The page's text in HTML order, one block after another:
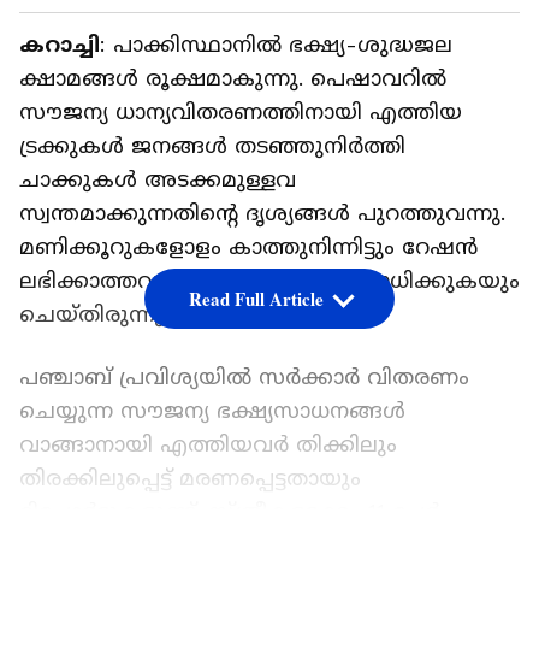
കറാച്ചി: പാക്കിസ്ഥാനില്‍ ഭക്ഷ്യ-ശുദ്ധജല
ക്ഷാമങ്ങള്‍ രൂക്ഷമാകുന്നു. പെഷാവറില്‍
സൗജന്യ ധാന്യവിതരണത്തിനായി എത്തിയ
ട്രക്കുകള്‍ ജനങ്ങള്‍ തടഞ്ഞുനിര്‍ത്തി
ചാക്കുകള്‍ അടക്കമുള്ളവ
സ്വന്തമാക്കുന്നതിന്റെ ദൃശ്യങ്ങള്‍ പുറത്തുവന്നു.
മണിക്കൂറുകളോളം കാത്തുനിന്നിട്ടും റേഷന്‍
ലഭിക്കാത്തവര്‍ ദേശീയപാത ഉപരോധിക്കുകയും
ചെയ്തിരുന്നു.
പഞ്ചാബ് പ്രവിശ്യയില്‍ സര്‍ക്കാര്‍ വിതരണം
ചെയ്യുന്ന സൗജന്യ ഭക്ഷ്യസാധനങ്ങള്‍
വാങ്ങാനായി എത്തിയവര്‍ തിക്കിലും
തിരക്കിലുപ്പെട്ട് മരണപ്പെട്ടതായും
Read Full Article